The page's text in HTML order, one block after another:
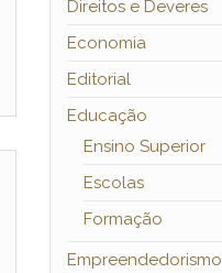
Direitos e Deveres
Economia
Editorial
Educação
Ensino Superior
Escolas
Formação
Empreendedorismo